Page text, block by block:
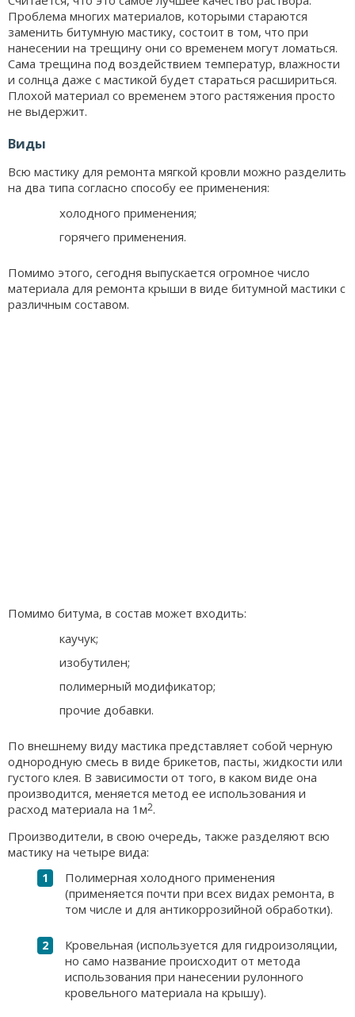
Проблема многих материалов, которыми стараются
заменить битумную мастику, состоит в том, что при
нанесении на трещину они со временем могут ломаться.
Сама трещина под воздействием температур, влажности
и солнца даже с мастикой будет стараться расшириться.
Плохой материал со временем этого растяжения просто
не выдержит.
Виды
Всю мастику для ремонта мягкой кровли можно разделить
на два типа согласно способу ее применения:
холодного применения;
горячего применения.
Помимо этого, сегодня выпускается огромное число
материала для ремонта крыши в виде битумной мастики с
различным составом.
Помимо битума, в состав может входить:
каучук;
изобутилен;
полимерный модификатор;
прочие добавки.
По внешнему виду мастика представляет собой черную
однородную смесь в виде брикетов, пасты, жидкости или
густого клея. В зависимости от того, в каком виде она
производится, меняется метод ее использования и
расход материала на 1м2.
Производители, в свою очередь, также разделяют всю
мастику на четыре вида:
Полимерная холодного применения
(применяется почти при всех видах ремонта, в
том числе и для антикоррозийной обработки).
Кровельная (используется для гидроизоляции,
но само название происходит от метода
использования при нанесении рулонного
кровельного материала на крышу).